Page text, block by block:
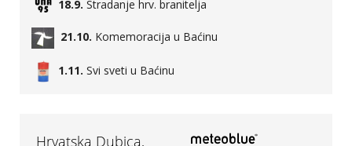
18.9. Stradanje hrv. branitelja
21.10. Komemoracija u Baćinu
1.11. Svi sveti u Baćinu